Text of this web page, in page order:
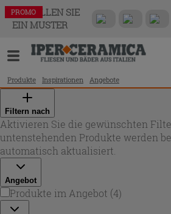
BESTELLEN SIE
EIN MUSTER
Produkte Inspirationen Angebote
Filtern nach
Aktivieren Sie die gewünschten
untenstehenden Produkte werden
automatisch aktualisiert.
Angebot
Produkte im Angebot (4)
PROMO
PROMO
PROMO
PROMO